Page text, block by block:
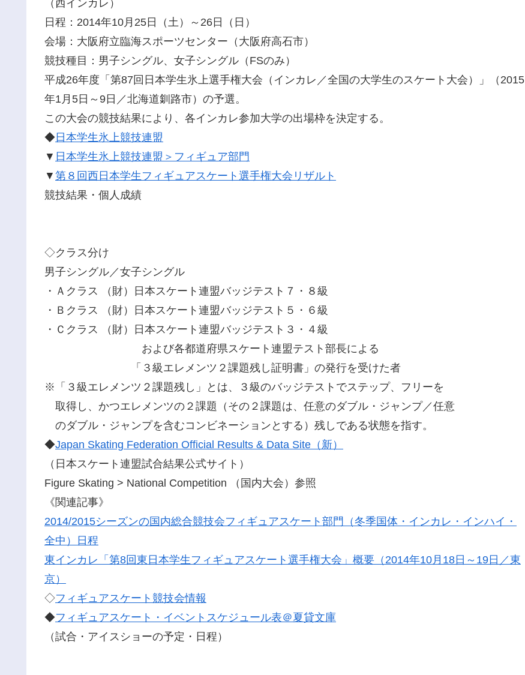
（西インカレ）
日程：2014年10月25日（土）～26日（日）
会場：大阪府立臨海スポーツセンター（大阪府高石市）
競技種目：男子シングル、女子シングル（FSのみ）
平成26年度「第87回日本学生氷上選手権大会（インカレ／全国の大学生のスケート大会）」（2015
年1月5日～9日／北海道釧路市）の予選。
この大会の競技結果により、各インカレ参加大学の出場枠を決定する。
◆日本学生氷上競技連盟
▼ 日本学生氷上競技連盟＞フィギュア部門
▼ 第８回西日本学生フィギュアスケート選手権大会リザルト
競技結果・個人成績
◇クラス分け
男子シングル／女子シングル
・Ａクラス （財）日本スケート連盟バッジテスト７・８級
・Ｂクラス （財）日本スケート連盟バッジテスト５・６級
・Ｃクラス （財）日本スケート連盟バッジテスト３・４級
および各都道府県スケート連盟テスト部長による
「３級エレメンツ２課題残し証明書」の発行を受けた者
※「３級エレメンツ２課題残し」とは、３級のバッジテストでステップ、フリーを
取得し、かつエレメンツの２課題（その２課題は、任意のダブル・ジャンプ／任意
のダブル・ジャンプを含むコンビネーションとする）残しである状態を指す。
◆Japan Skating Federation Official Results & Data Site（新）
（日本スケート連盟試合結果公式サイト）
Figure Skating > National Competition （国内大会）参照
《関連記事》
2014/2015シーズンの国内総合競技会フィギュアスケート部門（冬季国体・インカレ・インハイ・
全中）日程
東インカレ「第8回東日本学生フィギュアスケート選手権大会」概要（2014年10月18日～19日／東
京）
◇フィギュアスケート競技会情報
◆フィギュアスケート・イベントスケジュール表＠夏貸文庫
（試合・アイスショーの予定・日程）